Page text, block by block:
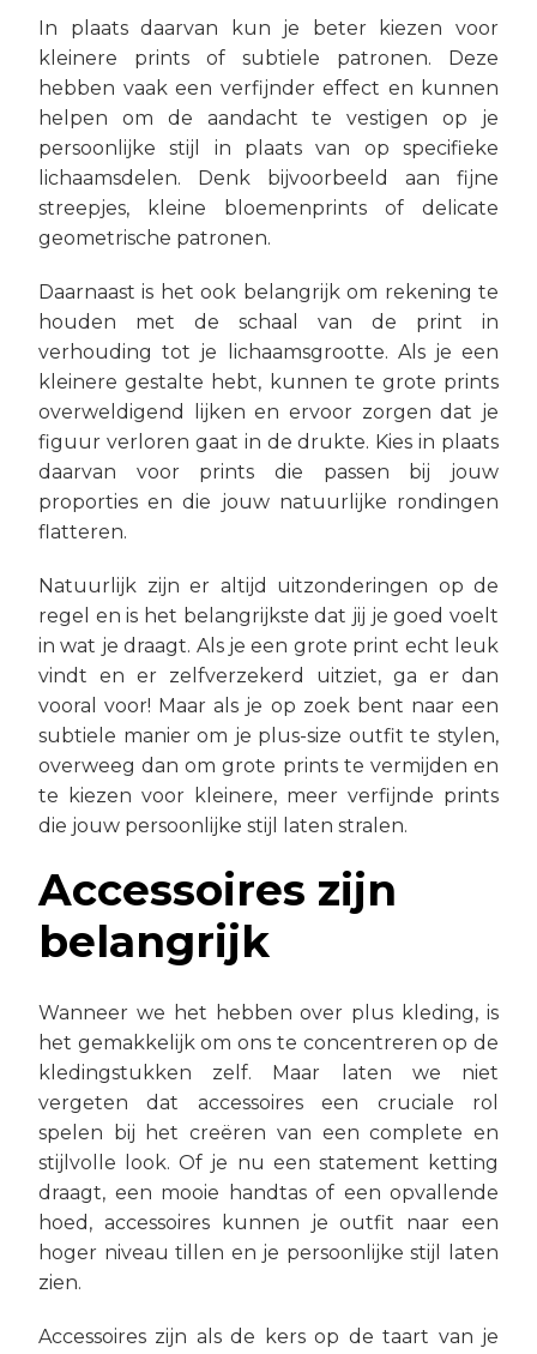
In plaats daarvan kun je beter kiezen voor
kleinere prints of subtiele patronen. Deze
hebben vaak een verfijnder effect en kunnen
helpen om de aandacht te vestigen op je
persoonlijke stijl in plaats van op specifieke
lichaamsdelen. Denk bijvoorbeeld aan fijne
streepjes, kleine bloemenprints of delicate
geometrische patronen.
Daarnaast is het ook belangrijk om rekening te
houden met de schaal van de print in
verhouding tot je lichaamsgrootte. Als je een
kleinere gestalte hebt, kunnen te grote prints
overweldigend lijken en ervoor zorgen dat je
figuur verloren gaat in de drukte. Kies in plaats
daarvan voor prints die passen bij jouw
proporties en die jouw natuurlijke rondingen
flatteren.
Natuurlijk zijn er altijd uitzonderingen op de
regel en is het belangrijkste dat jij je goed voelt
in wat je draagt. Als je een grote print echt leuk
vindt en er zelfverzekerd uitziet, ga er dan
vooral voor! Maar als je op zoek bent naar een
subtiele manier om je plus-size outfit te stylen,
overweeg dan om grote prints te vermijden en
te kiezen voor kleinere, meer verfijnde prints
die jouw persoonlijke stijl laten stralen.
Accessoires zijn
belangrijk
Wanneer we het hebben over plus kleding, is
het gemakkelijk om ons te concentreren op de
kledingstukken zelf. Maar laten we niet
vergeten dat accessoires een cruciale rol
spelen bij het creëren van een complete en
stijlvolle look. Of je nu een statement ketting
draagt, een mooie handtas of een opvallende
hoed, accessoires kunnen je outfit naar een
hoger niveau tillen en je persoonlijke stijl laten
zien.
Accessoires zijn als de kers op de taart van je